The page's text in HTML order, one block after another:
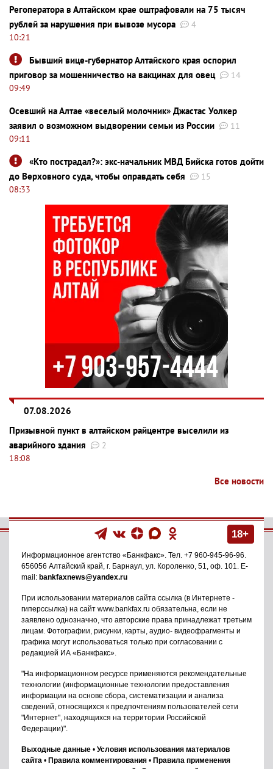
Регоператора в Алтайском крае оштрафовали на 75 тысяч
рублей за нарушения при вывозе мусора
4
10:21
Бывший вице-губернатор Алтайского края оспорил
приговор за мошенничество на вакцинах для овец
14
09:49
Осевший на Алтае «веселый молочник» Джастас Уолкер
заявил о возможном выдворении семьи из России
11
09:11
«Кто пострадал?»: экс-начальник МВД Бийска готов дойти
до Верховного суда, чтобы оправдать себя
15
08:33
07.08.2026
Призывной пункт в алтайском райцентре выселили из
аварийного здания
2
18:08
Все новости
18+
Информационное агентство «Банкфакс» . Тел. +7 960-945-96-96
656056 Алтайский край, г. Барнаул ул. Короленко, 51, оф. 101
. E-
mail: bankfaxnews@yandex.ru
При использовании материалов сайта ссылка (в Интернете -
гиперссылка) на сайт www.bankfax.ru обязательна, если не
заявлено однозначно, что авторские права принадлежат третьим
лицам. Фотографии, рисунки, карты, аудио- видеофрагменты и
графика могут использоваться только при согласовании с
редакцией ИА «Банкфакс».
"На информационном ресурсе применяются рекомендательные
технологии (информационные технологии предоставления
информации на основе сбора, систематизации и анализа
сведений, относящихся к предпочтениям пользователей сети
"Интернет", находящихся на территории Российской
Федерации)".
Выходные данные • Условия использования материалов
сайта • Правила комментирования • Правила применения